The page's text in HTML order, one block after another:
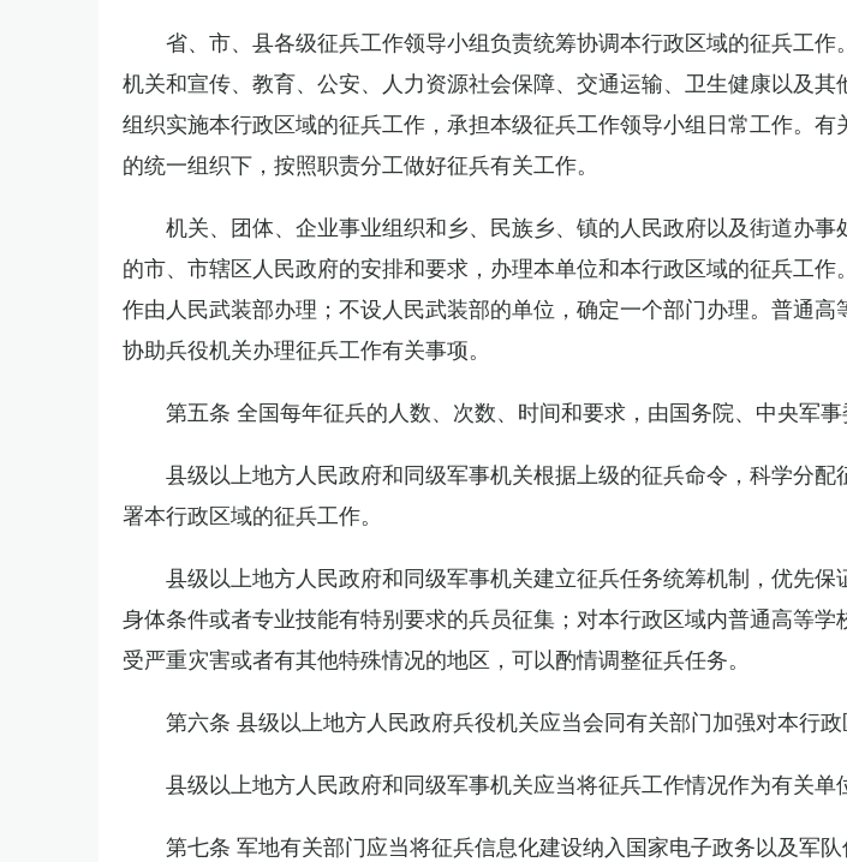
省、市、县各级征兵工作领导小组负责统筹协调本行政区域的征兵工
机关和宣传、教育、公安、人力资源社会保障、交通运输、卫生健康以及
组织实施本行政区域的征兵工作，承担本级征兵工作领导小组日常工作。
的统一组织下，按照职责分工做好征兵有关工作。
机关、团体、企业事业组织和乡、民族乡、镇的人民政府以及街道办
的市、市辖区人民政府的安排和要求，办理本单位和本行政区域的征兵工
作由人民武装部办理；不设人民武装部的单位，确定一个部门办理。普通
协助兵役机关办理征兵工作有关事项。
第五条 全国每年征兵的人数、次数、时间和要求，由国务院、中央军事
县级以上地方人民政府和同级军事机关根据上级的征兵命令，科学分
署本行政区域的征兵工作。
县级以上地方人民政府和同级军事机关建立征兵任务统筹机制，优先保
身体条件或者专业技能有特别要求的兵员征集；对本行政区域内普通高等
受严重灾害或者有其他特殊情况的地区，可以酌情调整征兵任务。
第六条 县级以上地方人民政府兵役机关应当会同有关部门加强对本行政
县级以上地方人民政府和同级军事机关应当将征兵工作情况作为有关单
第七条 军地有关部门应当将征兵信息化建设纳入国家电子政务以及军